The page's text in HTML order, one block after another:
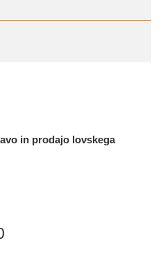
in prodajo lovskega